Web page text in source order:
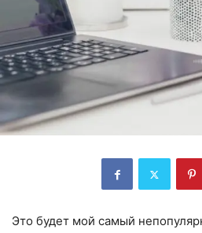
Это будет мой самый